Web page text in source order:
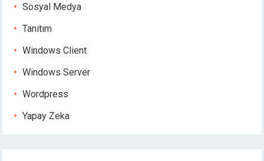
Sosyal Medya
Tanıtım
Windows Client
Windows Server
Wordpress
Yapay Zeka